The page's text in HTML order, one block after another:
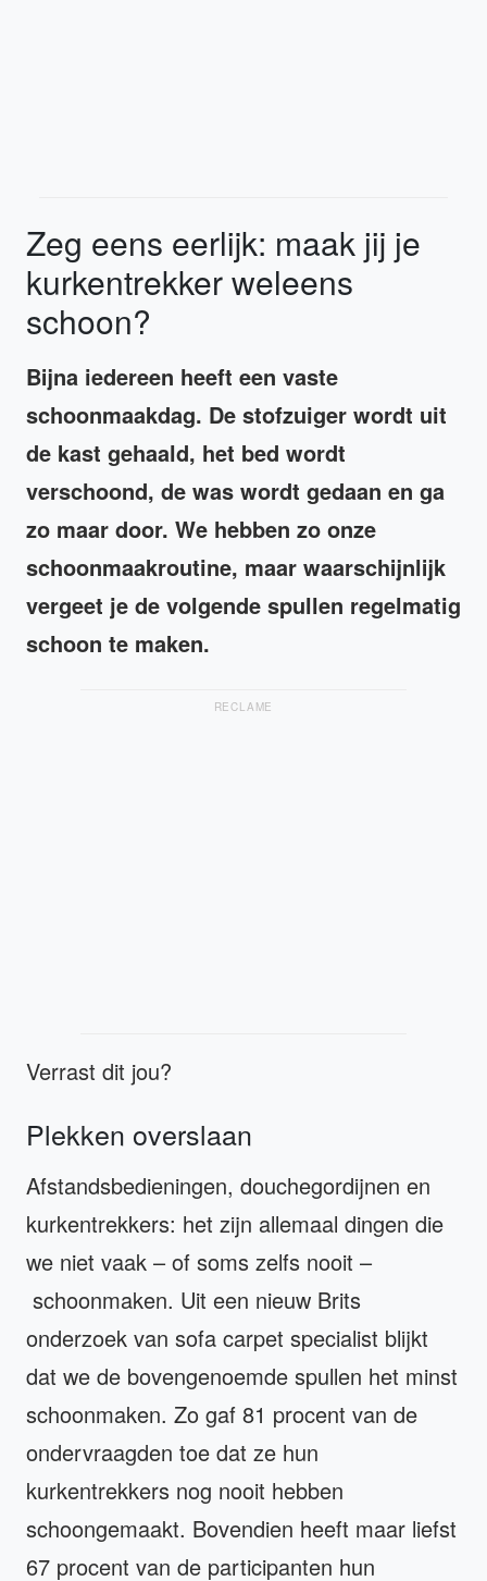
Zeg eens eerlijk: maak jij je
kurkentrekker weleens
schoon?
Bijna iedereen heeft een vaste
schoonmaakdag. De stofzuiger wordt uit
de kast gehaald, het bed wordt
verschoond, de was wordt gedaan en ga
zo maar door. We hebben zo onze
schoonmaakroutine, maar waarschijnlijk
vergeet je de volgende spullen regelmatig
schoon te maken.
RECLAME
Verrast dit jou?
Plekken overslaan
Afstandsbedieningen, douchegordijnen en
kurkentrekkers: het zijn allemaal dingen die
we niet vaak – of soms zelfs nooit –
schoonmaken. Uit een nieuw Brits
onderzoek van sofa carpet specialist blijkt
dat we de bovengenoemde spullen het minst
schoonmaken. Zo gaf 81 procent van de
ondervraagden toe dat ze hun
kurkentrekkers nog nooit hebben
schoongemaakt. Bovendien heeft maar liefst
67 procent van de participanten hun